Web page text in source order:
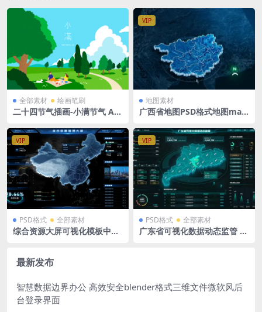
全部素材 绘画笔刷
二十四节气插画-小满节气 Ai
VIP
地图素材
广西省地图PSD格式地图map
背景 1500x1080PX
VIP
PSD格式 全部素材
综合资源大屏可视化模板中国
VIP
PSD格式 全部素材
广东省可视化数据动态监管 绿
最新发布
智慧数据边界办公 高效安全blender格式三维文件微软风后
台登录界面